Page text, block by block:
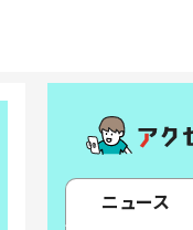
ニュース